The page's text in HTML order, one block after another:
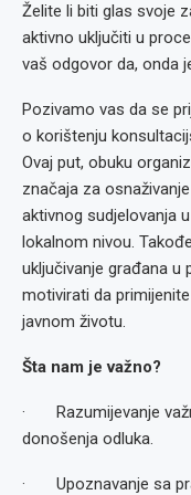
Želite li biti glas svoje
aktivno uključiti u
vaš odgovor da, onda
Pozivamo vas da se
o korištenju
Ovaj put, obuku
značaja za
aktivnog sudjelovanja
lokalnom nivou.
uključivanje građana u
motivirati da
javnom životu.
Šta nam je važno?
· Razumijevanje
donošenja odluka.
· Upoznavanje sa